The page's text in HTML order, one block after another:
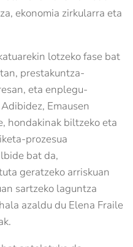
ekonomia zirkularra eta
lotzeko fase bat
prestakuntza-
eta enplegu-
Emausen
hondakinak biltzeko eta
prozesua
bat da,
geratzeko arriskuan
sartzeko laguntza
azaldu du Elena Fraile